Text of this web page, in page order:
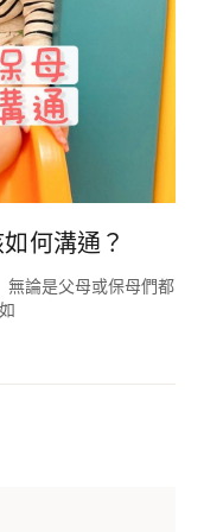
何溝通？
無論是父母或保母們都